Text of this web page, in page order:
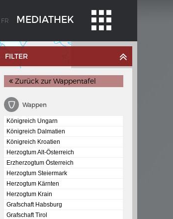
FR MEDIATHEK
KAISER KARL V.
Wappentafel mit den Wappen Kaiser
Karls V.
FILTER
Zurück zur Wappentafel
Wappen
Königreich Ungarn
Königreich Dalmatien
Königreich Kroatien
Herzogtum Alt-Österreich
Erzherzogtum Österreich
Herzogtum Steiermark
Herzogtum Kärnten
Herzogtum Krain
Grafschaft Habsburg
Grafschaft Tirol